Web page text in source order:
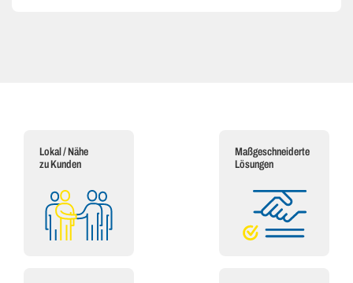
Lokal / Nähe
zu Kunden
Maßgeschneiderte
Lösungen